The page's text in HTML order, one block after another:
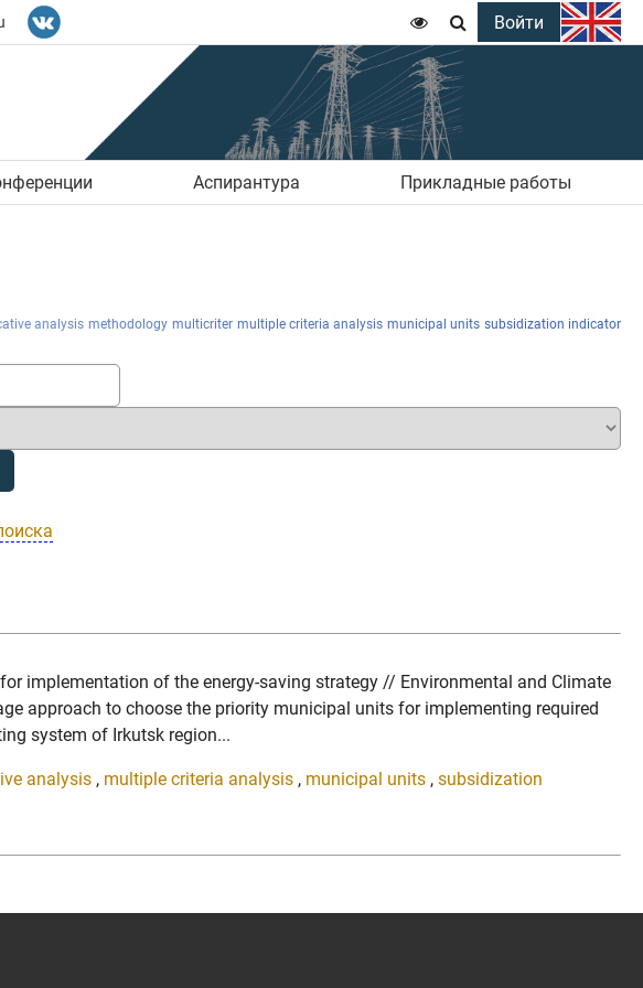
  Войти
Аспирантура Прикладные работы
analysis methodology multicriter multiple criteria analysis municipal units subsidization indicator
implementation of the energy-saving strategy // Environmental and Climate
approach to choose the priority municipal units for implementing required
system of Irkutsk region...
analysis , multiple criteria analysis , municipal units , subsidization